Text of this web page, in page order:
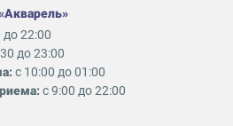
до 22:00
до 23:00
с 10:00 до 01:00
с 9:00 до 22:00